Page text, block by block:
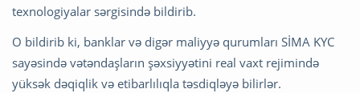
texnologiyalar sərgisində bildirib.
O bildirib ki, banklar və digər maliyyə qurumları SİMA KYC
sayəsində vətəndaşların şəxsiyyətini real vaxt rejimində
yüksək dəqiqlik və etibarlılıqla təsdiqləyə bilirlər.